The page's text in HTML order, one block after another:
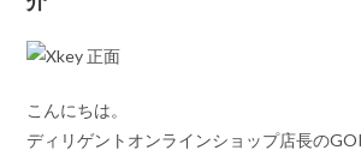
こんにちは。
ディリゲントオンラインショップ店長の